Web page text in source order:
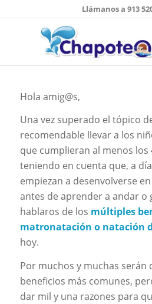
Llámanos a 913
Hola amig@s,
Una vez superado el tópico
recomendable llevar a los
que cumplieran al menos los
teniendo en cuenta que, a
empiezan a desenvolverse
antes de aprender a andar o
hablaros de los múltiples
matronatación o natación
hoy.
Por muchos y muchas serán
beneficios más comunes,
dar mil y una razones para